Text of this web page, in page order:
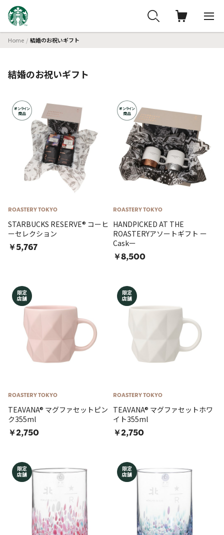
Home 結婚のお祝いギフト
結婚のお祝いギフト
オンライン
商品
ROASTERY TOKYO
STARBUCKS RESERVE® コーヒ
ーセレクション
￥5,767
オンライン
商品
ROASTERY TOKYO
HANDPICKED AT THE
ROASTERYアソートギフト ー
Caskー
￥8,500
限定
店舗
ROASTERY TOKYO
TEAVANA® マグファセットピン
ク355ml
￥2,750
限定
店舗
ROASTERY TOKYO
TEAVANA® マグファセットホワ
イト355ml
￥2,750
限定
店舗
限定
店舗